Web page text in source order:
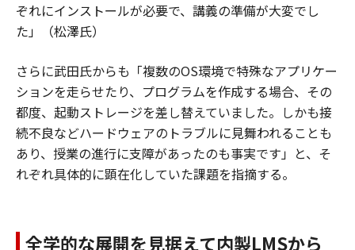
ぞれにインストールが必要で、講義の準備が大変でし
た」（松澤氏）
さらに武田氏からも「複数のOS環境で特殊なアプリケー
ションを走らせたり、プログラムを作成する場合、その
都度、起動ストレージを差し替えていました。しかも接
続不良などハードウェアのトラブルに見舞われることも
あり、授業の進行に支障があったのも事実です」と、そ
れぞれ具体的に顕在化していた課題を指摘する。
全学的な展開を見据えて内製LMSから